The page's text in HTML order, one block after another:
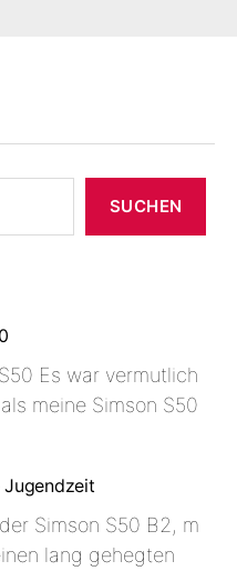
SUCHEN
Es war vermutlich
meine Simson S50
Simson S50 B2, m
lang gehegten